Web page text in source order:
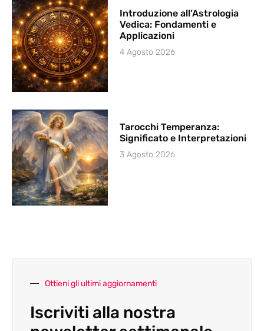
Introduzione all’Astrologia
Vedica: Fondamenti e
Applicazioni
4 Agosto 2026
Tarocchi Temperanza:
Significato e Interpretazioni
3 Agosto 2026
Ottieni gli ultimi aggiornamenti
Iscriviti alla nostra